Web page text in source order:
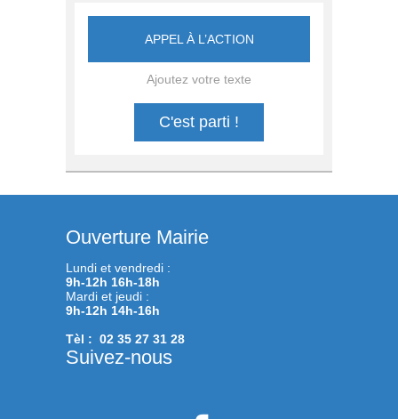
APPEL À L’ACTION
Ajoutez votre texte
C'est parti !
Ouverture Mairie
Lundi et vendredi :
9h-12h 16h-18h
Mardi et jeudi :
9h-12h 14h-16h
Tèl : 02 35 27 31 28
Suivez-nous